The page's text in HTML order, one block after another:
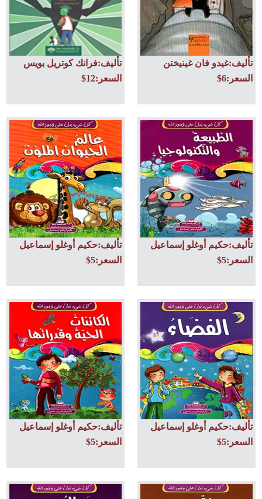
تأليف:غيدو فان غينيختن
السعر:6$
تأليف:فرانك كوتريل بويس
السعر:12$
تأليف:حكيم أوغلو إسماعيل
السعر:5$
تأليف:حكيم أوغلو إسماعيل
السعر:5$
تأليف:حكيم أوغلو إسماعيل
السعر:5$
تأليف:حكيم أوغلو إسماعيل
السعر:5$